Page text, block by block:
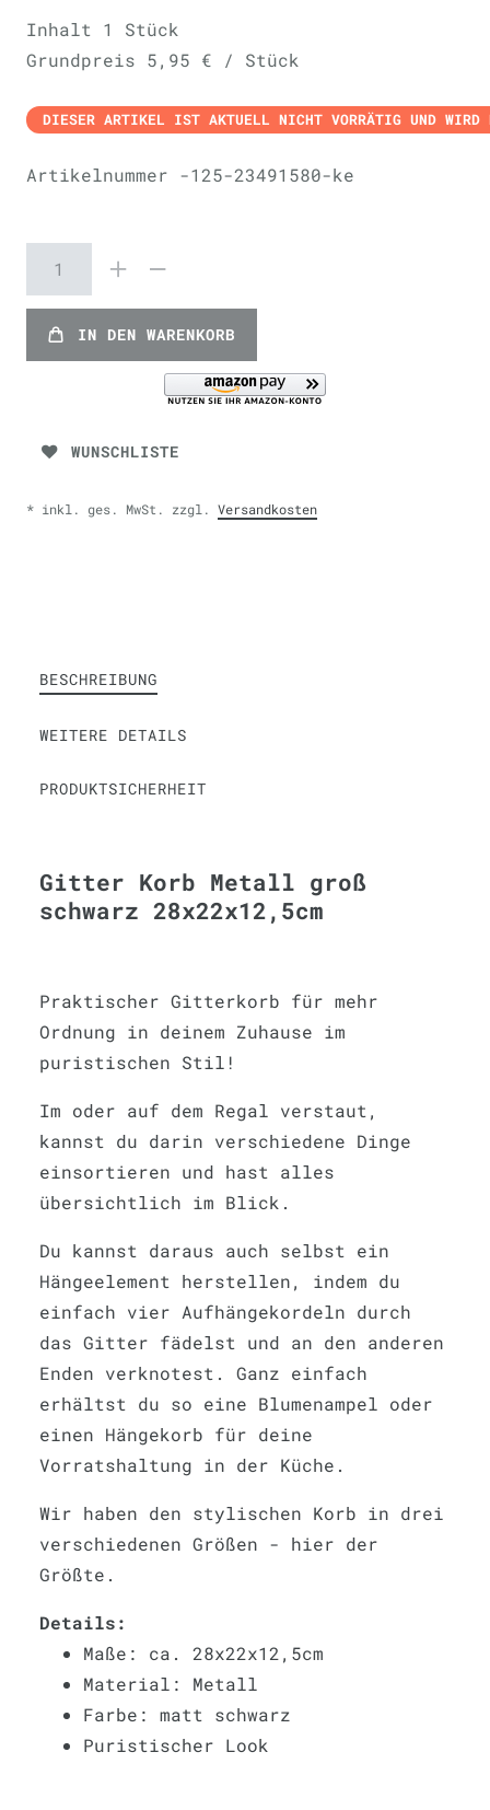
Inhalt 1 Stück
Grundpreis 5,95 € / Stück
DIESER ARTIKEL IST AKTUELL NICHT VORRÄTIG UND WIRD
Artikelnummer -125-23491580-ke
IN DEN WARENKORB
WUNSCHLISTE
* inkl. ges. MwSt. zzgl. Versandkosten
BESCHREIBUNG
WEITERE DETAILS
PRODUKTSICHERHEIT
Gitter Korb Metall groß
schwarz 28x22x12,5cm
Praktischer Gitterkorb für mehr
Ordnung in deinem Zuhause im
puristischen Stil!
Im oder auf dem Regal verstaut,
kannst du darin verschiedene Dinge
einsortieren und hast alles
übersichtlich im Blick.
Du kannst daraus auch selbst ein
Hängeelement herstellen, indem du
einfach vier Aufhängekordeln durch
das Gitter fädelst und an den anderen
Enden verknotest. Ganz einfach
erhältst du so eine Blumenampel oder
einen Hängekorb für deine
Vorratshaltung in der Küche.
Wir haben den stylischen Korb in drei
verschiedenen Größen - hier der
Größte.
Details:
Maße: ca. 28x22x12,5cm
Material: Metall
Farbe: matt schwarz
Puristischer Look